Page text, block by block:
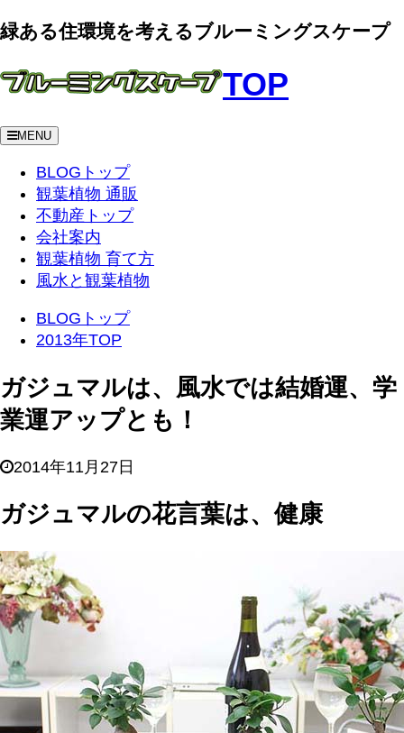
緑ある住環境を考えるブルーミングスケープ
TOP
MENU
BLOGトップ
観葉植物 通販
不動産トップ
会社案内
観葉植物 育て方
風水と観葉植物
BLOGトップ
2013年TOP
ガジュマルは、風水では結婚運、学
業運アップとも！
2014年11月27日
ガジュマルの花言葉は、健康